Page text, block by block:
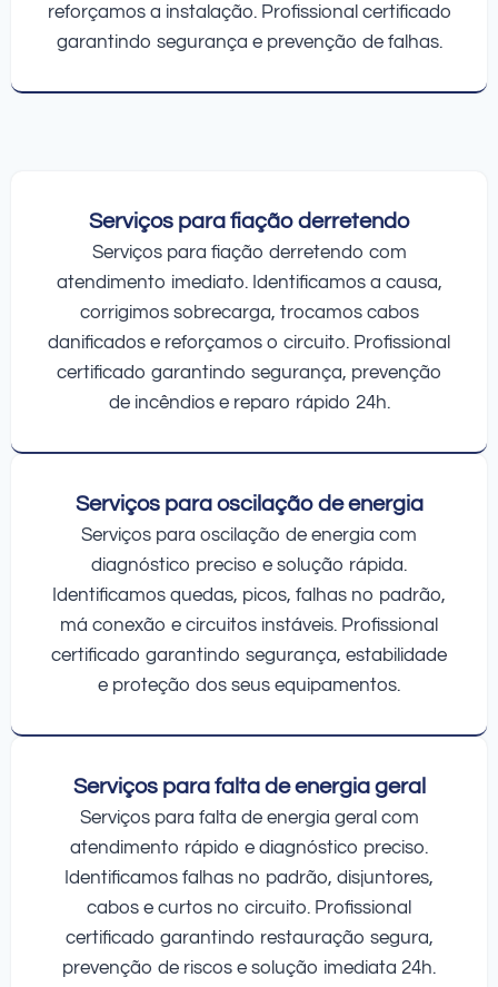
reforçamos a instalação. Profissional certificado
garantindo segurança e prevenção de falhas.
Serviços para fiação derretendo
Serviços para fiação derretendo com
atendimento imediato. Identificamos a causa,
corrigimos sobrecarga, trocamos cabos
danificados e reforçamos o circuito. Profissional
certificado garantindo segurança, prevenção
de incêndios e reparo rápido 24h.
Serviços para oscilação de energia
Serviços para oscilação de energia com
diagnóstico preciso e solução rápida.
Identificamos quedas, picos, falhas no padrão,
má conexão e circuitos instáveis. Profissional
certificado garantindo segurança, estabilidade
e proteção dos seus equipamentos.
Serviços para falta de energia geral
Serviços para falta de energia geral com
atendimento rápido e diagnóstico preciso.
Identificamos falhas no padrão, disjuntores,
cabos e curtos no circuito. Profissional
certificado garantindo restauração segura,
prevenção de riscos e solução imediata 24h.